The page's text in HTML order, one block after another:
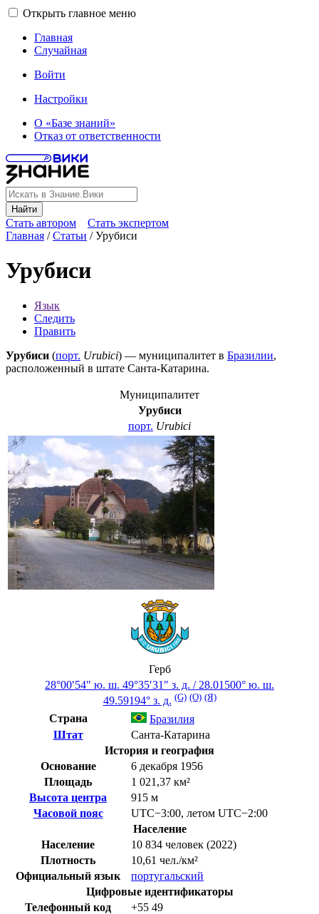
Открыть главное меню
Главная
Случайная
Войти
Настройки
О «Базе знаний»
Отказ от ответственности
Найти
Стать автором
Стать экспертом
Главная /Статьи /Урубиси
Урубиси
Язык
Следить
Править
Урубиси (порт. Urubici) — муниципалитет в Бразилии,
расположенный в штате Санта-Катарина.
Муниципалитет
Урубиси
порт. Urubici
Герб
28°00′54″ ю. ш. 49°35′31″ з. д. / 28.01500° ю. ш.
49.59194° з. д. (G) (O) (Я)
Страна
Бразилия
Штат
Санта-Катарина
История и география
Основание
6 декабря 1956
Площадь
1 021,37 км²
Высота центра
915 м
Часовой пояс
UTC−3:00, летом UTC−2:00
Население
Население
10 834 человек (2022)
Плотность
10,61 чел./км²
Официальный язык
португальский
Цифровые идентификаторы
Телефонный код
+55 49